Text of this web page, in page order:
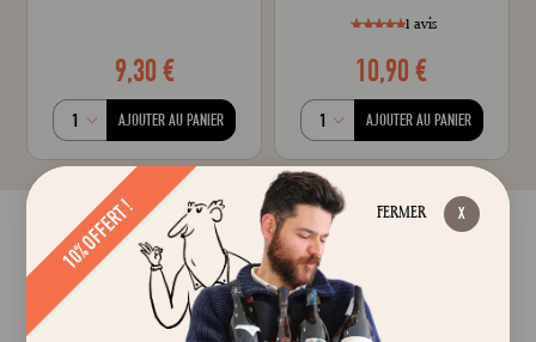
9,30 €
AJOUTER AU PANIER
style="width:
% of100
1 avis
10,90 €
AJOUTER AU PANIER
FERMER
10% OFFERT !